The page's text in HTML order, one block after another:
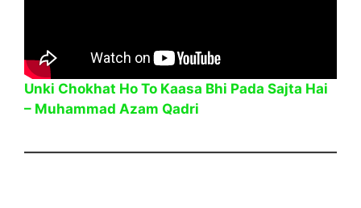
Unki Chokhat Ho To Kaasa Bhi Pada Sajta Hai
– Muhammad Azam Qadri